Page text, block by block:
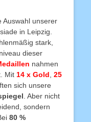
Auswahl unserer
in Leipzig.
stark,
dieser
nahmen
Mit 14 x Gold 25
sich unsere
. Aber nicht
sondern
80 %